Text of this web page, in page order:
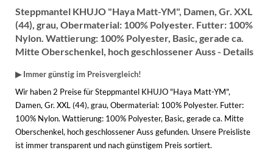
SCHUHZUBEHÖR
SNEAKERS
STIEFEL
STIEFELETTEN
TREKKINGSANDALEN
WINTERSCHUHE
Steppmantel KHUJO "Haya Matt-YM", Damen, Gr. XXL
(44), grau, Obermaterial: 100% Polyester. Futter: 100%
Nylon. Wattierung: 100% Polyester, Basic, gerade ca.
Mitte Oberschenkel, hoch geschlossener Auss - Details
▶ Immer günstig im Preisvergleich!
Wir haben 2 Preise für Steppmantel KHUJO "Haya Matt-YM",
Damen, Gr. XXL (44), grau, Obermaterial: 100% Polyester. Futter:
100% Nylon. Wattierung: 100% Polyester, Basic, gerade ca. Mitte
Oberschenkel, hoch geschlossener Auss gefunden. Unsere Preisliste
ist immer transparent und nach günstigem Preis sortiert.